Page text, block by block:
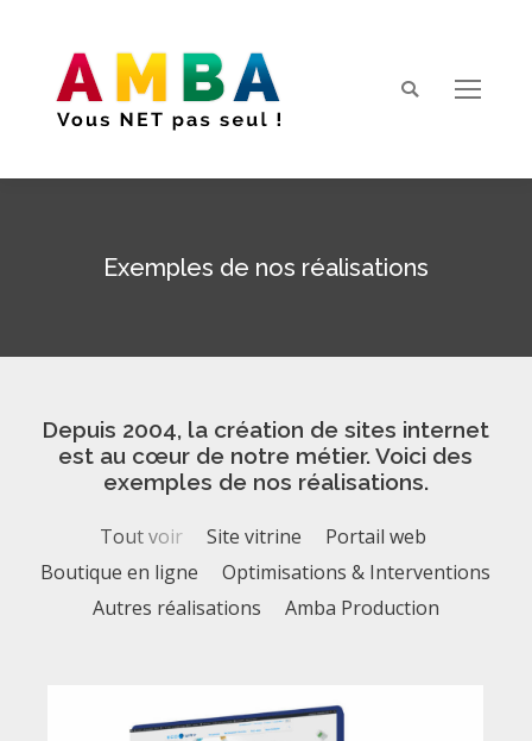
Search:
Exemples de nos réalisations
Depuis 2004, la création de sites internet
est au cœur de notre métier. Voici des
exemples de nos réalisations.
Tout voir Site vitrine
Portail web
Boutique en ligne
Optimisations & Interventions
Autres réalisations
Amba Production